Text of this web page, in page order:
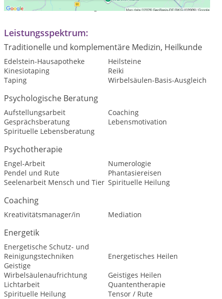
Termine nach Vereinbarung
Leistungsspektrum:
Traditionelle und komplementäre Medizin, Heilkunde
Edelstein-Hausapotheke
Heilsteine
Kinesiotaping
Reiki
Taping
Wirbelsäulen-Basis-Ausgleich
Psychologische Beratung
Aufstellungsarbeit
Coaching
Gesprächsberatung
Lebensmotivation
Spirituelle Lebensberatung
Psychotherapie
Engel-Arbeit
Numerologie
Pendel und Rute
Phantasiereisen
Seelenarbeit Mensch und Tier Spirituelle Heilung
Coaching
Kreativitätsmanager/in Mediation
Energetik
Energetische Schutz- und
Reinigungstechniken
Energetisches Heilen
Geistige
Wirbelsäulenaufrichtung
Geistiges Heilen
Lichtarbeit
Quantentherapie
Spirituelle Heilung
Tensor / Rute